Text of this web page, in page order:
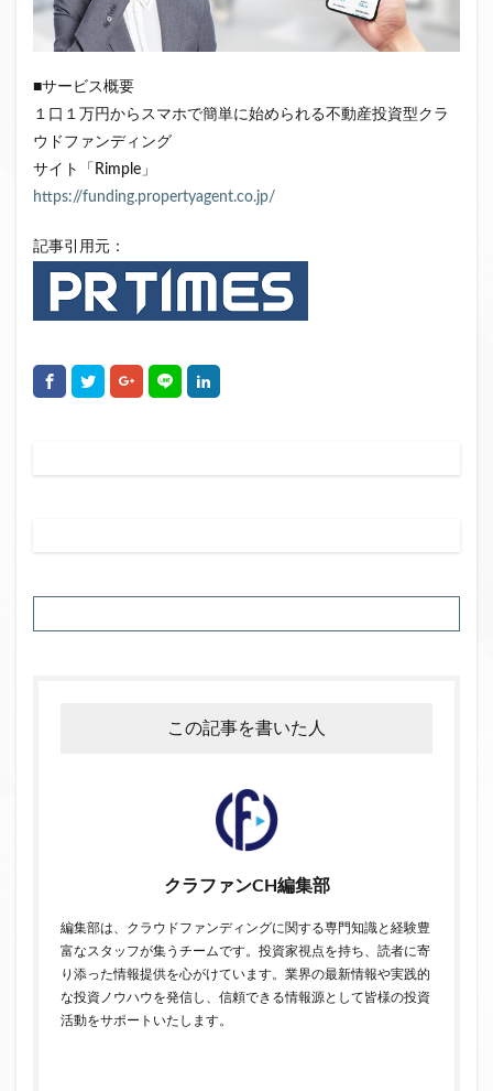
■サービス概要
１口１万円からスマホで簡単に始められる不動産投資型クラ
ウドファンディング
サイト「Rimple」
https://funding.propertyagent.co.jp/
記事引用元：
この記事を書いた人
クラファンCH編集部
編集部は、クラウドファンディングに関する専門知識と経験豊
富なスタッフが集うチームです。投資家視点を持ち、読者に寄
り添った情報提供を心がけています。業界の最新情報や実践的
な投資ノウハウを発信し、信頼できる情報源として皆様の投資
活動をサポートいたします。